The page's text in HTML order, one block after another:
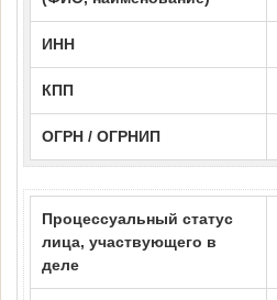
ИНН
КПП
ОГРН / ОГРНИП
Процессуальный статус
лица, участвующего в
деле